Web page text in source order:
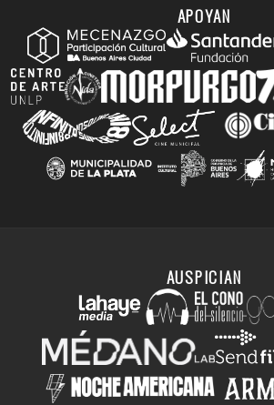
APOYAN
AUSPICIAN